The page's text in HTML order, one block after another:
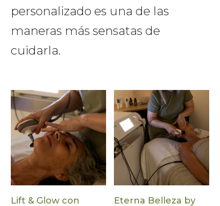
personalizado es una de las
maneras más sensatas de
cuidarla.
Lift & Glow con
Eterna Belleza by